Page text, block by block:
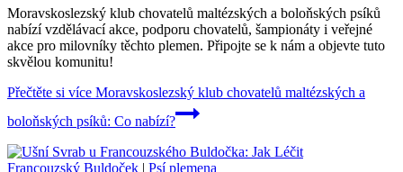
Moravskoslezský klub chovatelů maltézských a boloňských psíků
nabízí vzdělávací akce, podporu chovatelů, šampionáty i veřejné
akce pro milovníky těchto plemen. Připojte se k nám a objevte tuto
skvělou komunitu!
Přečtěte si více Moravskoslezský klub chovatelů maltézských a
boloňských psíků: Co nabízí?
Francouzský Buldoček | Psí plemena